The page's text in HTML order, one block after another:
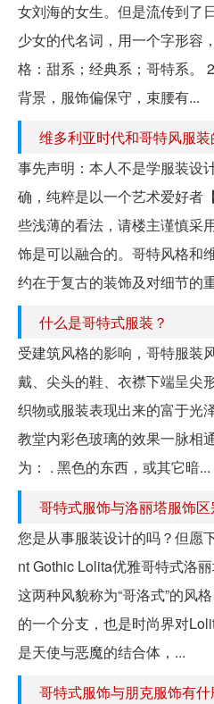
女刘海的女生。但是流传到了
少女的代名词，用一个字形容
格：甜系；经典系；哥特系。
背景，服饰偏保守，束腰有...
维多利亚时代和哥特风服
事先声明：本人不是学服装设
确，纯粹是以一个艺术爱好者
些浅薄的看法，请楼主谨慎采
饰是可以融合的。哥特风格和
约在于复古的装饰及对细节的
什么是哥特式服装？
受建筑风格的影响，哥特服装
戴、尖头的鞋、衣襟下端呈尖
织物或服装表现出来的富于光
教堂内彩色玻璃的效果一脉相
为： . 黑色的东西，或其它暗...
哥特式服饰与洛丽塔服饰区
您是从事服装设计的吗？但愿
nt Gothic Lolita优雅哥特式洛
这两种风貌称为“哥洛式”的风
的一个分支，也是时尚界对
是天使与恶魔的结合体，...
哥特式服饰与朋克服饰有